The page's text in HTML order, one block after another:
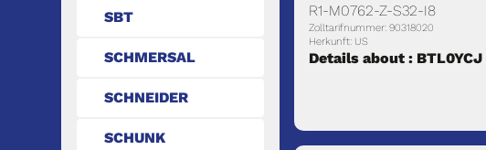
SBT
SCHMERSAL
SCHNEIDER
SCHUNK
R1-M0762-Z-S32-I8
Zolltarifnummer: 90318020
Herkunft: US
Details about : BTL0YCJ